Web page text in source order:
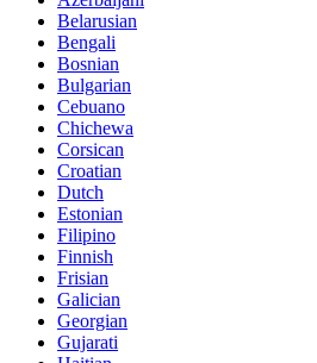
Belarusian
Bengali
Bosnian
Bulgarian
Cebuano
Chichewa
Corsican
Croatian
Dutch
Estonian
Filipino
Finnish
Frisian
Galician
Georgian
Gujarati